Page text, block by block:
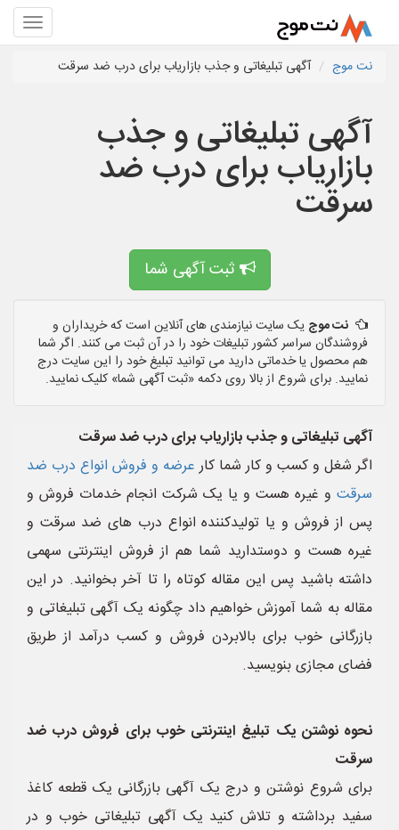
نت موج آگهی تبلیغاتی و جذب بازاریاب برای درب ضد سرقت
آگهی تبلیغاتی و جذب
بازاریاب برای درب ضد
سرقت
ثبت آگهی شما
نت موج یک سایت نیازمندی های آنلاین است که خریداران و
فروشندگان سراسر کشور تبلیغات خود را در آن ثبت می کنند. اگر شما
هم محصول یا خدماتی دارید می توانید تبلیغ خود را این سایت درج
نمایید. برای شروع از بالا روی دکمه «ثبت آگهی شما» کلیک نمایید.
آگهی تبلیغاتی و جذب بازاریاب برای درب ضد سرقت
اگر شغل و کسب و کار شما کارعرضه و فروش انواع درب ضد
سرقت و غیره هست و یا یک شرکت انجام خدمات فروش و
پس از فروش و یا تولیدکننده انواع درب های ضد سرقت و
غیره هست و دوستدارید شما هم از فروش اینترنتی سهمی
داشته باشید پس این مقاله کوتاه را تا آخر بخوانید. در این
مقاله به شما آموزش خواهیم داد چگونه یک آگهی تبلیغاتی و
بازرگانی خوب برای بالابردن فروش و کسب درآمد از طریق
فضای مجازی بنویسید.
نحوه نوشتن یک تبلیغ اینترنتی خوب برای فروش درب ضد
سرقت
برای شروع نوشتن و درج یک آگهی بازرگانی یک قطعه کاغذ
سفید برداشته و تلاش کنید یک آگهی تبلیغاتی خوب و در